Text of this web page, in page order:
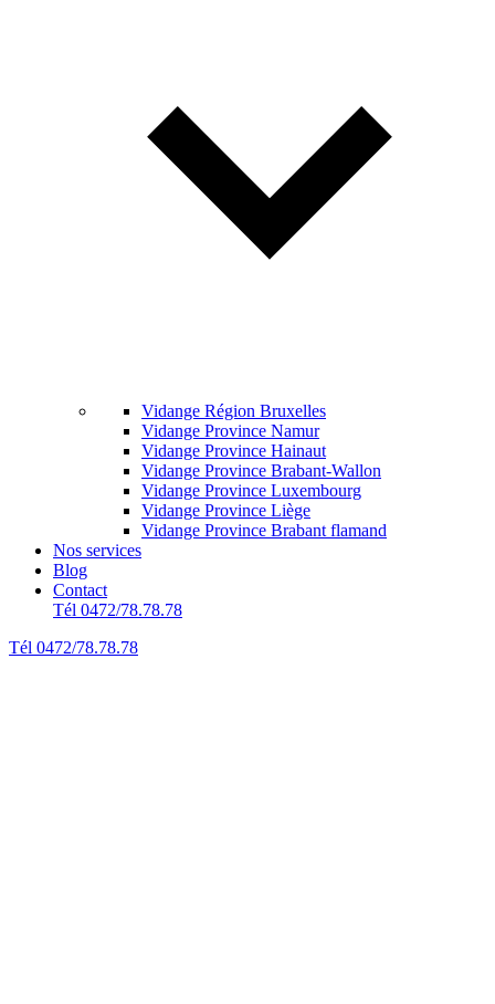
Vidange Région Bruxelles
Vidange Province Namur
Vidange Province Hainaut
Vidange Province Brabant-Wallon
Vidange Province Luxembourg
Vidange Province Liège
Vidange Province Brabant flamand
Nos services
Blog
Contact
Tél 0472/78.78.78
Tél 0472/78.78.78